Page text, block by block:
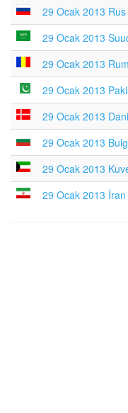
29 Ocak 2013
29 Ocak 2013
29 Ocak 2013
29 Ocak 2013
29 Ocak 2013
29 Ocak 2013
29 Ocak 2013
29 Ocak 2013